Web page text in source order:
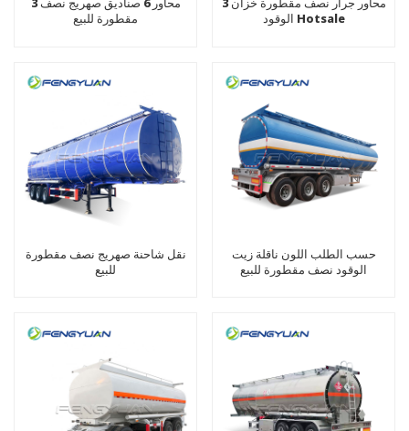
مقطورة للبيع
الوقود Hotsale
نقل شاحنة صهريج نصف مقطورة
للبيع
حسب الطلب اللون ناقلة زيت
الوقود نصف مقطورة للبيع